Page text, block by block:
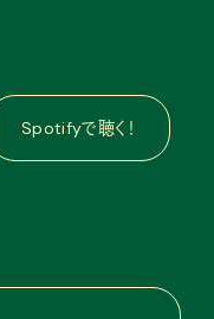
Spotifyで聴く！